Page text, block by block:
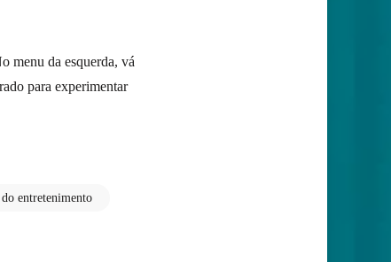
menu da esquerda, vá
para experimentar
entretenimento